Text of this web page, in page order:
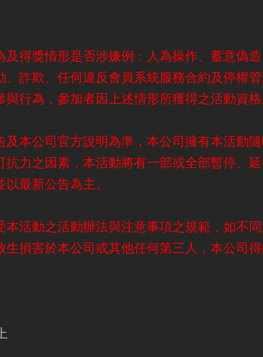
得獎情形是否涉嫌例：人為操作、蓄意偽
詐欺、任何違反會員系統服務合約及停權
行為，參加者因上述情形所獲得之活動資
本公司官方說明為準，本公司擁有本活動
力之因素，本活動將有一部或全部暫停、
最新公告為主。
活動之活動辦法與注意事項之規範，如不
生損害於本公司或其他任何第三人，本公司